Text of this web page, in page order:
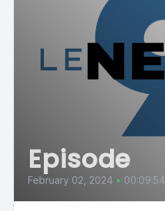
Episode
February 02, 2024 • 00:09:54